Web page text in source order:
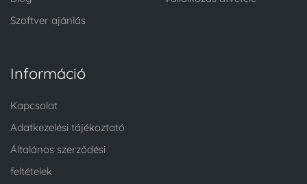
Szoftver ajánlás
Információ
Kapcsolat
Adatkezelési tájékoztató
Általános szerződési
feltételek